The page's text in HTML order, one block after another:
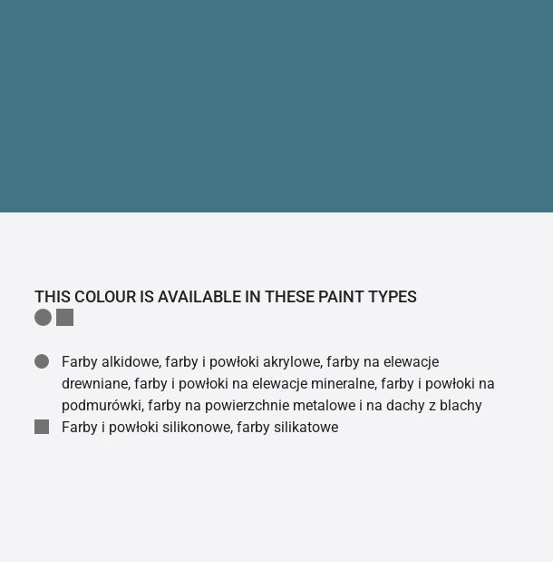
THIS COLOUR IS AVAILABLE IN THESE PAINT TYPES
Farby alkidowe, farby i powłoki akrylowe, farby na elewacje
drewniane, farby i powłoki na elewacje mineralne, farby i powłoki na
podmurówki, farby na powierzchnie metalowe i na dachy z blachy
Farby i powłoki silikonowe, farby silikatowe